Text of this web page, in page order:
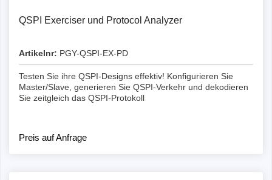
QSPI Exerciser und Protocol Analyzer
Artikelnr: PGY-QSPI-EX-PD
Testen Sie ihre QSPI-Designs effektiv! Konfigurieren Sie
Master/Slave, generieren Sie QSPI-Verkehr und dekodieren
Sie zeitgleich das QSPI-Protokoll
Preis auf Anfrage